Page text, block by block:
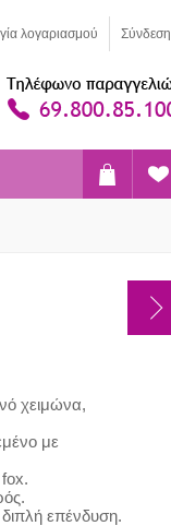
λογαριασμού Σύνδεση
χειμώνα,
με
επένδυση.